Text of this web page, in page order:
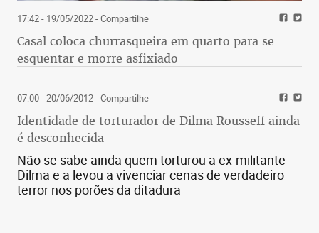
17:42 - 19/05/2022- Compartilhe
Casal coloca churrasqueira em quarto para se
esquentar e morre asfixiado
07:00 - 20/06/2012- Compartilhe
Identidade de torturador de Dilma Rousseff ainda
é desconhecida
Não se sabe ainda quem torturou a ex-militante
Dilma e a levou a vivenciar cenas de verdadeiro
terror nos porões da ditadura